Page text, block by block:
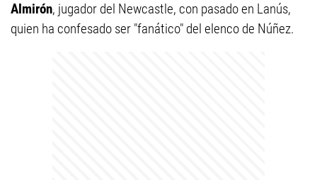
Almirón, jugador del Newcastle, con pasado en Lanús,
quien ha confesado ser "fanático" del elenco de Núñez.